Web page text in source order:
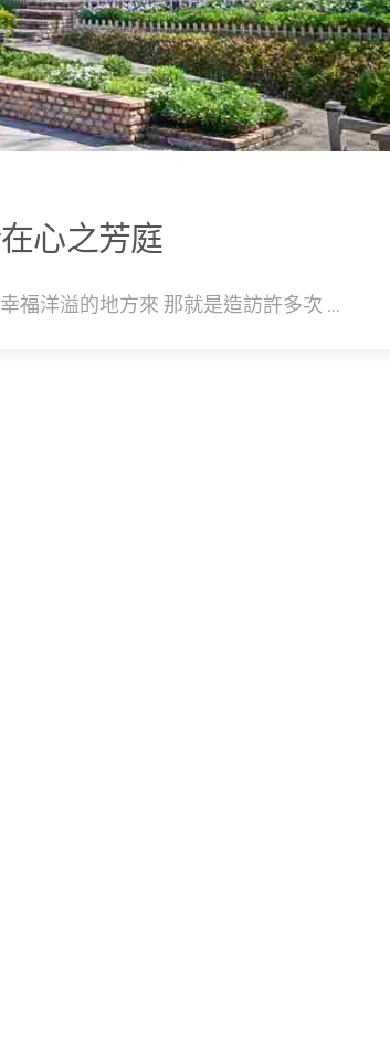
心之芳庭
福洋溢的地方來 那就是造訪許多次 ...